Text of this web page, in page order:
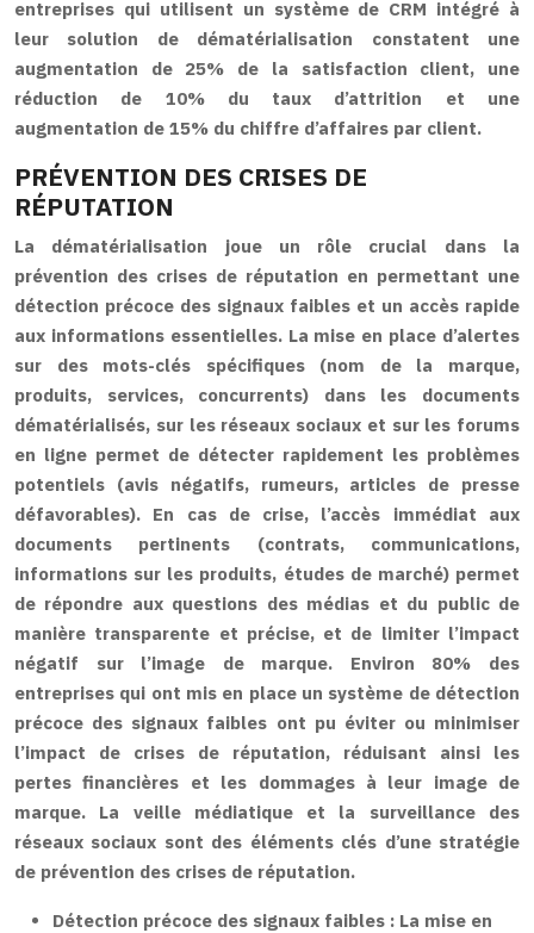
entreprises qui utilisent un système de CRM intégré à
leur solution de dématérialisation constatent une
augmentation de 25% de la satisfaction client, une
réduction de 10% du taux d’attrition et une
augmentation de 15% du chiffre d’affaires par client.
PRÉVENTION DES CRISES DE
RÉPUTATION
La dématérialisation joue un rôle crucial dans la
prévention des crises de réputation en permettant une
détection précoce des signaux faibles et un accès rapide
aux informations essentielles. La mise en place d’alertes
sur des mots-clés spécifiques (nom de la marque,
produits, services, concurrents) dans les documents
dématérialisés, sur les réseaux sociaux et sur les forums
en ligne permet de détecter rapidement les problèmes
potentiels (avis négatifs, rumeurs, articles de presse
défavorables). En cas de crise, l’accès immédiat aux
documents pertinents (contrats, communications,
informations sur les produits, études de marché) permet
de répondre aux questions des médias et du public de
manière transparente et précise, et de limiter l’impact
négatif sur l’image de marque. Environ 80% des
entreprises qui ont mis en place un système de détection
précoce des signaux faibles ont pu éviter ou minimiser
l’impact de crises de réputation, réduisant ainsi les
pertes financières et les dommages à leur image de
marque. La veille médiatique et la surveillance des
réseaux sociaux sont des éléments clés d’une stratégie
de prévention des crises de réputation.
Détection précoce des signaux faibles : La mise en